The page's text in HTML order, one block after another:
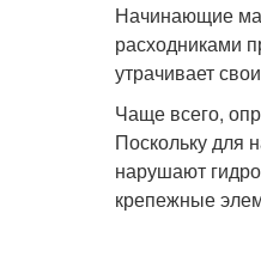
Начинающие
расходниками
утрачивает
Чаще всего,
Поскольку для
нарушают
крепежные